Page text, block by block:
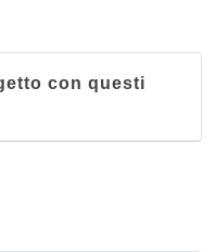
con questi